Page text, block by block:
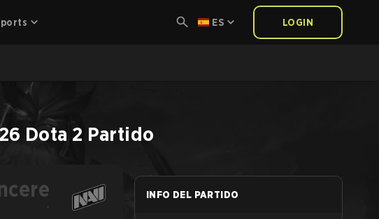
ES LOGIN
Dota 2 Partido
-
INFO DEL PARTIDO